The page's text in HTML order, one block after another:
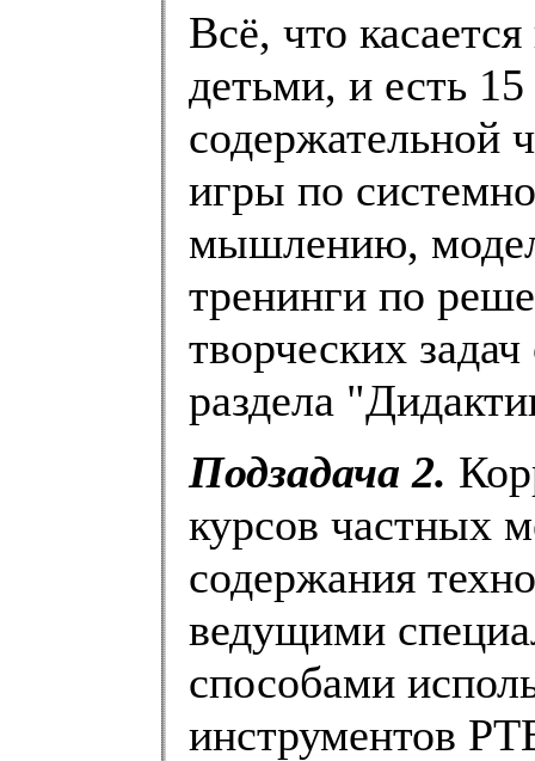
Всё, что
детьми, и есть
содержательной
игры по
мышлению,
тренинги по
творческих
раздела
Подзадача 2.
курсов частных
содержания
ведущими
способами
инструментов